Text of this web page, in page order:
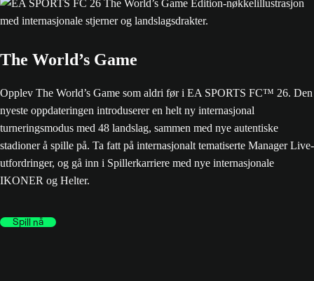
The World’s Game
Opplev The World’s Game som aldri før i EA SPORTS FC™ 26. Den
nyeste oppdateringen introduserer en helt ny internasjonal
turneringsmodus med 48 landslag, sammen med nye autentiske
stadioner å spille på. Ta fatt på internasjonalt tematiserte Manager Live-
utfordringer, og gå inn i Spillerkarriere med nye internasjonale
IKONER og Helter.
Spill nå